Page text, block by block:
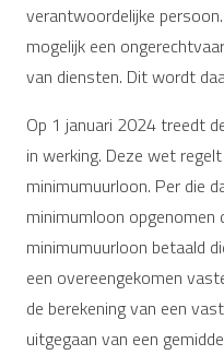
verantwoordelijke
mogelijk een
van diensten. Dit wordt
Op 1 januari 2024 treedt
in werking. Deze wet
minimumuurloon. Per die
minimumloon
minimumuurloon betaald
een overeengekomen
de berekening van een
uitgegaan van een